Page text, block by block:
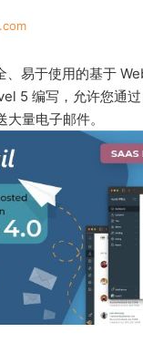
易于使用的基于
5 编写，允许您通
量电子邮件。